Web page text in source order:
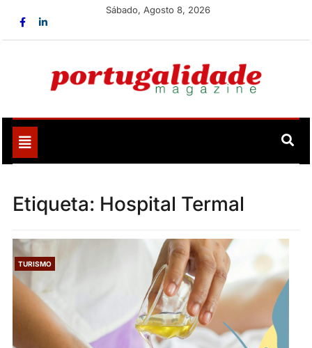
Sábado, Agosto 8, 2026
Portugalidade
Toggle
navigation
Etiqueta: Hospital Termal
TURISMO